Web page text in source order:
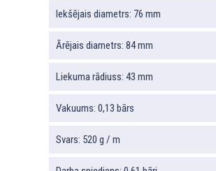
Iekšējais diametrs: 76 mm
Ārējais diametrs: 84 mm
Liekuma rādiuss: 43 mm
Vakuums: 0,13 bārs
Svars: 520 g / m